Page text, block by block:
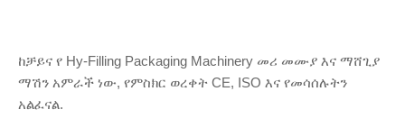
ከቻይና የ Hy-Filling Packaging Machinery መሪ መሙያ እና ማሸጊያ
ማሽን አምራች ነው, የምስክር ወረቀት CE, ISO እና የመሳሰሉትን
አልፈናል.